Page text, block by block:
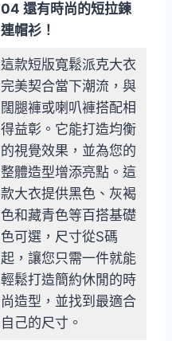
04 還有時尚的短拉鍊
連帽衫！
這款短版寬鬆派克大衣
完美契合當下潮流，與
闊腿褲或喇叭褲搭配相
得益彰。它能打造均衡
的視覺效果，並為您的
整體造型增添亮點。這
款大衣提供黑色、灰褐
色和藏青色等百搭基礎
色可選，尺寸從S碼
起，讓您只需一件就能
輕鬆打造簡約休閒的時
尚造型，並找到最適合
自己的尺寸。